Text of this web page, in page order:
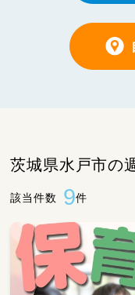
茨城県水戸市の
該当件数 9件